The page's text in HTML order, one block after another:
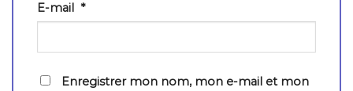
E-mail *
Enregistrer mon nom, mon e-mail et mon